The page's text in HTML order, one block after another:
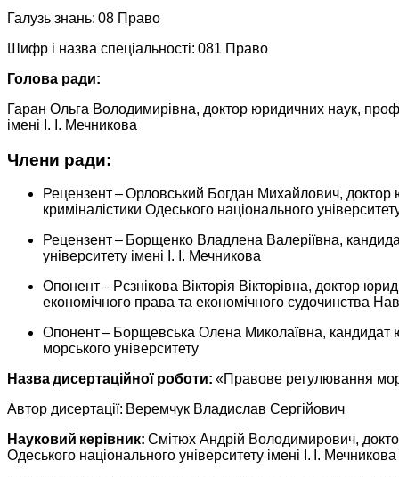
Галузь знань: 08 Право
Шифр і назва спеціальності: 081 Право
Голова ради:
Гаран Ольга Володимирівна, доктор юридичних наук,
імені І. І. Мечникова
Члени ради:
Рецензент – Орловський Богдан Михайлович,
криміналістики Одеського національного
Рецензент – Борщенко Владлена Валеріївна,
університету імені І. І. Мечникова
Опонент – Рєзнікова Вікторія Вікторівна, доктор
економічного права та економічного судочинства
Опонент – Борщевська Олена Миколаївна, кандидат
морського університету
Назва дисертаційної роботи: «Правове регулювання
Автор дисертації: Веремчук Владислав Сергійович
Науковий керівник: Смітюх Андрій Володимирович,
Одеського національного університету імені І. І. Мечникова